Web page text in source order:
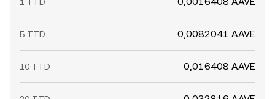
5 TTD 0,0082041 AAVE
10 TTD 0,016408 AAVE